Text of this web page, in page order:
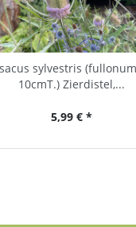
sylvestris
10cmT.) Zierdistel,...
5,99 € *